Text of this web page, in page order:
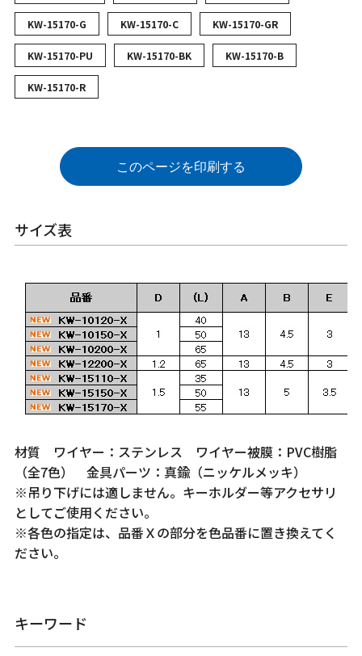
KW-15170-G KW-15170-C KW-15170-GR
KW-15170-PU KW-15170-BK KW-15170-B
KW-15170-R
このページを印刷する
サイズ表
材質 ワイヤー：ステンレス ワイヤー被膜：PVC樹脂
（全7色） 金具パーツ：真鍮（ニッケルメッキ）
※吊り下げには適しません。キーホルダー等アクセサリ
としてご使用ください。
※各色の指定は、品番Ｘの部分を色品番に置き換えてく
ださい。
キーワード